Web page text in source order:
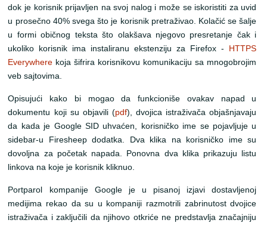
dok je korisnik prijavljen na svoj nalog i može se iskoristiti za uvid
u prosečno 40% svega što je korisnik pretraživao. Kolačić se šalje
u formi običnog teksta što olakšava njegovo presretanje čak i
ukoliko korisnik ima instaliranu ekstenziju za Firefox -
HTTPS
Everywhere koja šifrira korisnikovu komunikaciju sa mnogobrojim
veb sajtovima.
Opisujući kako bi mogao da funkcioniše ovakav napad u
dokumentu koji su objavili (pdf), dvojica istraživača objašnjavaju
da kada je Google SID uhvaćen, korisničko ime se pojavljuje u
sidebar-u Firesheep dodatka. Dva klika na korisničko ime su
dovoljna za početak napada. Ponovna dva klika prikazuju listu
linkova na koje je korisnik kliknuo.
Portparol kompanije Google je u pisanoj izjavi dostavljenoj
medijima rekao da su u kompaniji razmotrili zabrinutost dvojice
istraživača i zaključili da njihovo otkriće ne predstavlja značajniju